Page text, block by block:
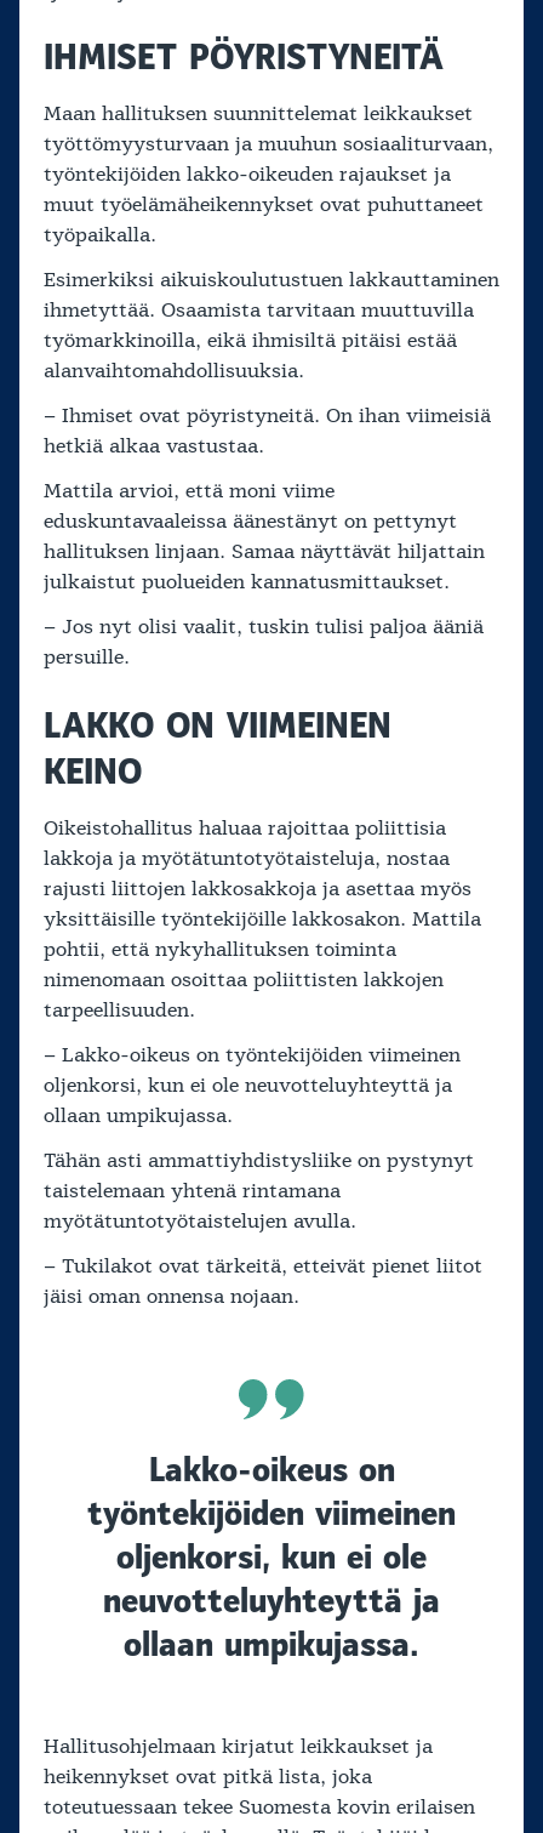
IHMISET PÖYRISTYNEITÄ
Maan hallituksen suunnittelemat leikkaukset
työttömyysturvaan ja muuhun sosiaaliturvaan,
työntekijöiden lakko-oikeuden rajaukset ja
muut työelämäheikennykset ovat puhuttaneet
työpaikalla.
Esimerkiksi aikuiskoulutustuen lakkauttaminen
ihmetyttää. Osaamista tarvitaan muuttuvilla
työmarkkinoilla, eikä ihmisiltä pitäisi estää
alanvaihtomahdollisuuksia.
– Ihmiset ovat pöyristyneitä. On ihan viimeisiä
hetkiä alkaa vastustaa.
Mattila arvioi, että moni viime
eduskuntavaaleissa äänestänyt on pettynyt
hallituksen linjaan. Samaa näyttävät hiljattain
julkaistut puolueiden kannatusmittaukset.
– Jos nyt olisi vaalit, tuskin tulisi paljoa ääniä
persuille.
LAKKO ON VIIMEINEN
KEINO
Oikeistohallitus haluaa rajoittaa poliittisia
lakkoja ja myötätuntotyötaisteluja, nostaa
rajusti liittojen lakkosakkoja ja asettaa myös
yksittäisille työntekijöille lakkosakon. Mattila
pohtii, että nykyhallituksen toiminta
nimenomaan osoittaa poliittisten lakkojen
tarpeellisuuden.
– Lakko-oikeus on työntekijöiden viimeinen
oljenkorsi, kun ei ole neuvotteluyhteyttä ja
ollaan umpikujassa.
Tähän asti ammattiyhdistysliike on pystynyt
taistelemaan yhtenä rintamana
myötätuntotyötaistelujen avulla.
– Tukilakot ovat tärkeitä, etteivät pienet liitot
jäisi oman onnensa nojaan.
Lakko-oikeus on
työntekijöiden viimeinen
oljenkorsi, kun ei ole
neuvotteluyhteyttä ja
ollaan umpikujassa.
Hallitusohjelmaan kirjatut leikkaukset ja
heikennykset ovat pitkä lista, joka
toteutuessaan tekee Suomesta kovin erilaisen